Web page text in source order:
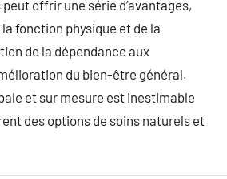
offrir une série d’avantages,
fonction physique et de la
de la dépendance aux
du bien-être général.
et sur mesure est inestimable
des options de soins naturels et